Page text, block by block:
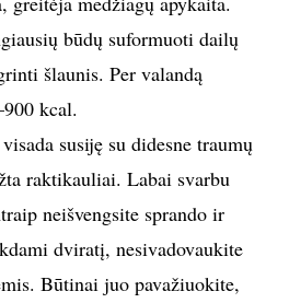
būdų suformuoti dailų
šlaunis. Per valandą
kcal.
susiję su didesne traumų
raktikauliai. Labai svarbu
neišvengsite sprando ir
dviratį, nesivadovaukite
Būtinai juo pavažiuokite,